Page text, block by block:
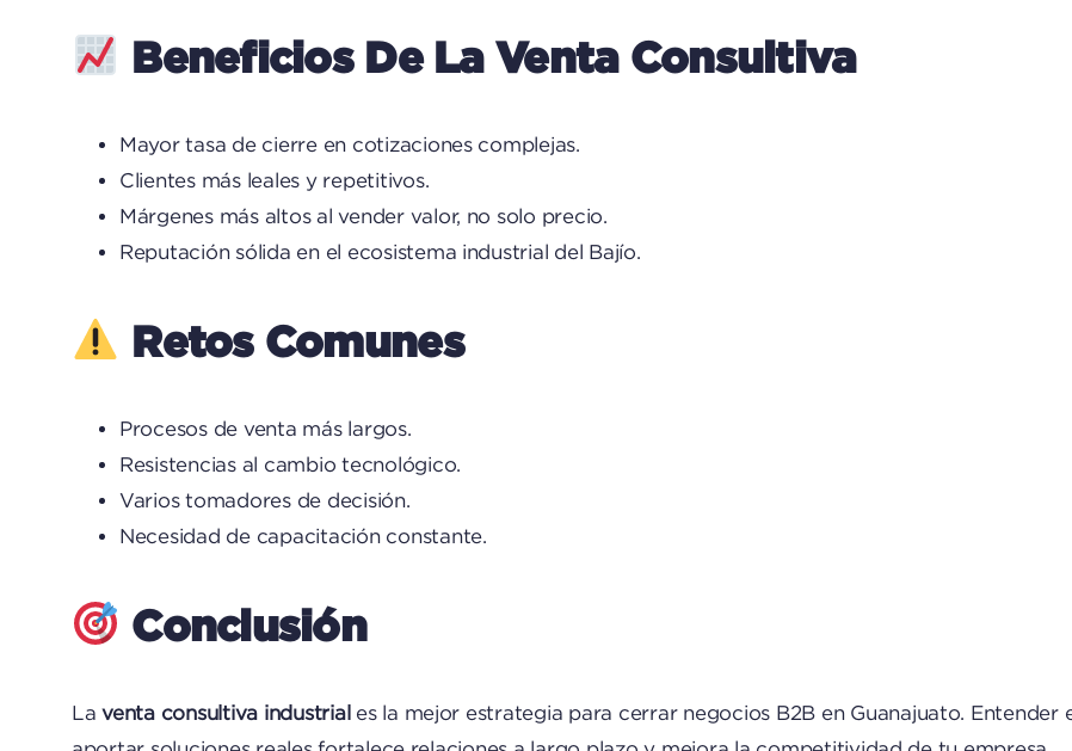
Beneficios De La Venta Consultiva
Mayor tasa de cierre en cotizaciones complejas.
Clientes más leales y repetitivos.
Márgenes más altos al vender valor, no solo precio.
Reputación sólida en el ecosistema industrial del Bajío.
Retos Comunes
Procesos de venta más largos.
Resistencias al cambio tecnológico.
Varios tomadores de decisión.
Necesidad de capacitación constante.
Conclusión
Laventa consultiva industrial es la mejor estrategia para cerrar negocios B2B en Guanajuato. Entender